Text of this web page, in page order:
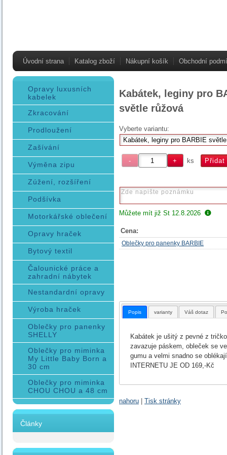
Úvodní strana Katalog zboží Nákupní košík Obchodní
Kabátek, leginy pro
světle růžová
Vyberte variantu:
ks
Můžete mít již St 12.8.2026
Cena:
Oblečky pro panenky BARBIE
Popis varianty Váš dotaz
Kabátek je ušitý z pevné z
zavazuje páskem, obleček se
gumu a velmi snadno se
INTERNETU JE OD 169,-Kč
nahoru Tisk stránky
Opravy luxusních
kabelek
Zkracování
Prodloužení
Zašívání
Výměna zipu
Zúžení, rozšíření
Podšívka
Motorkářské oblečení
Opravy hraček
Bytový textil
Čalounické práce a
zahradní nábytek
Nestandardní opravy
Výroba hraček
Oblečky pro panenky
SHELLY
Oblečky pro miminka
My Little Baby Born a
30 cm
Oblečky pro miminka
CHOU CHOU a 48 cm
Články